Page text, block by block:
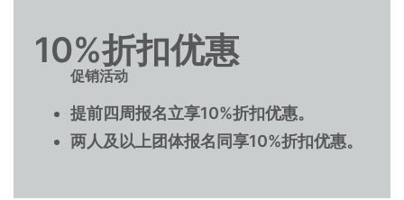
10%折扣优惠
促销活动
提前四周报名立享10%折扣优惠。
两人及以上团体报名同享10%折扣优惠。